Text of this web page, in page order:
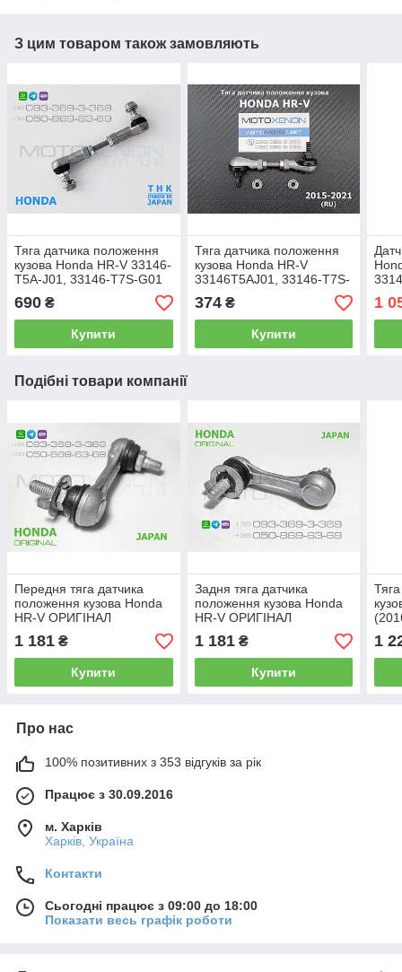
З цим товаром також замовляють
Тяга датчика положення
кузова Honda HR-V 33146-
T5A-J01, 33146-T7S-G01
задня тяжка коректора
фар THK Японія
690 ₴
Купити
Тяга датчика положення
кузова Honda HR-V
33146T5AJ01, 33146-T7S-
G01, 33146-T5A-J01 задня
тяжка коректора фар AFS
374₴
Купити
1
Подібні товари компанії
Передня тяга датчика
положення кузова Honda
HR-V ОРИГІНАЛ
33136T5AJ01 33136-T5A-
J01 тяжка коректора фар
AFS
1 181 ₴
Купити
Задня тяга датчика
положення кузова Honda
HR-V ОРИГІНАЛ
33146T5EJ01 33146-T5E-
J01 тяжка коректора фар
1 181₴
Купити
AFS
1
Про нас
100% позитивних з 353 відгуків за рік
Працює з 30.09.2016
м. Харків
Харків, Україна
Контакти
Сьогодні працює з 09:00 до 18:00
Показати весь графік роботи